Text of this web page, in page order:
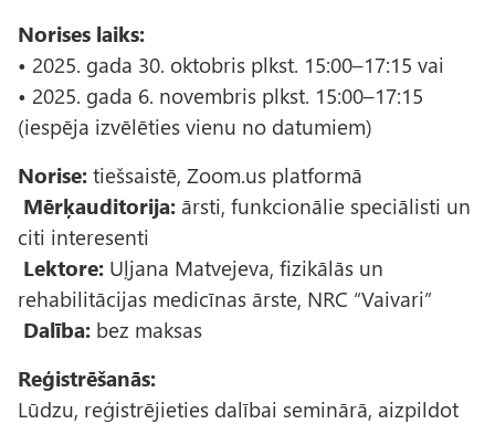
Norises laiks:
• 2025. gada 30. oktobris plkst. 15:00–17:15 vai
• 2025. gada 6. novembris plkst. 15:00–17:15
(iespēja izvēlēties vienu no datumiem)
Norise: tiešsaistē, Zoom.us platformā
Mērķauditorija: ārsti, funkcionālie speciālisti un
citi interesenti
Lektore: Uļjana Matvejeva, fizikālās un
rehabilitācijas medicīnas ārste, NRC “Vaivari”
Dalība: bez maksas
Reģistrēšanās:
Lūdzu, reģistrējieties dalībai seminārā, aizpildot